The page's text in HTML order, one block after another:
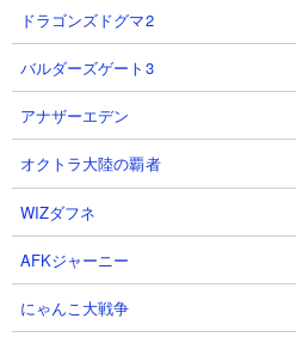
り巻きでやってきます。高倍率であ
44,444ものダメージを与えてくる
守らないとすぐに敗北してしまうの
またスペースサイクロンの相手をし
妨害をまいてくるふくろう博士が曲
かせられるアタッカーを用意してな
ようにしましょう。
ドラゴンズドグマ2
バルダーズゲート3
アナザーエデン
オクトラ大陸の覇者
WIZダフネ
AFKジャーニー
にゃんこ大戦争